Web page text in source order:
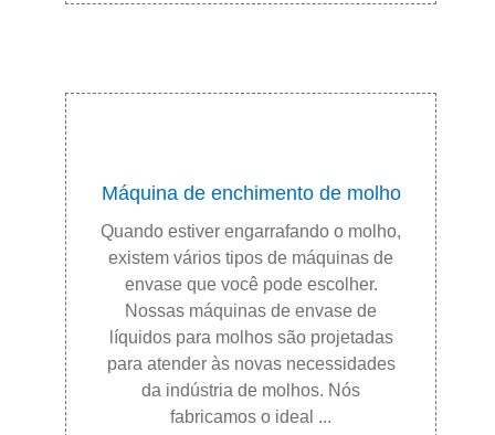
Máquina de enchimento de molho
Quando estiver engarrafando o molho,
existem vários tipos de máquinas de
envase que você pode escolher.
Nossas máquinas de envase de
líquidos para molhos são projetadas
para atender às novas necessidades
da indústria de molhos. Nós
fabricamos o ideal ...